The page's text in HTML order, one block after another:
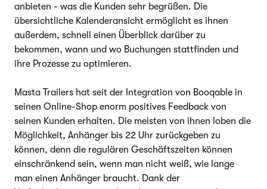
anbieten - was die Kunden sehr begrüßen. Die
übersichtliche Kalenderansicht ermöglicht es ihnen
außerdem, schnell einen Überblick darüber zu
bekommen, wann und wo Buchungen stattfinden und
ihre Prozesse zu optimieren.
Masta Trailers hat seit der Integration von Booqable in
seinen Online-Shop enorm positives Feedback von
seinen Kunden erhalten. Die meisten von ihnen loben die
Möglichkeit, Anhänger bis 22 Uhr zurückgeben zu
können, denn die regulären Geschäftszeiten können
einschränkend sein, wenn man nicht weiß, wie lange
man einen Anhänger braucht. Dank der